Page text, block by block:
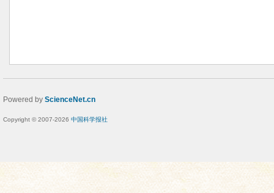
Powered by ScienceNet.cn
Copyright © 2007-2026 中国科学报社